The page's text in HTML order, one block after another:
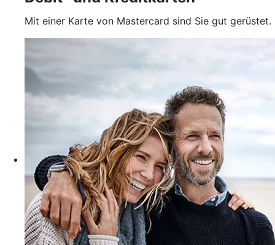
Mit einer Karte von Mastercard sind Sie gut gerüstet.